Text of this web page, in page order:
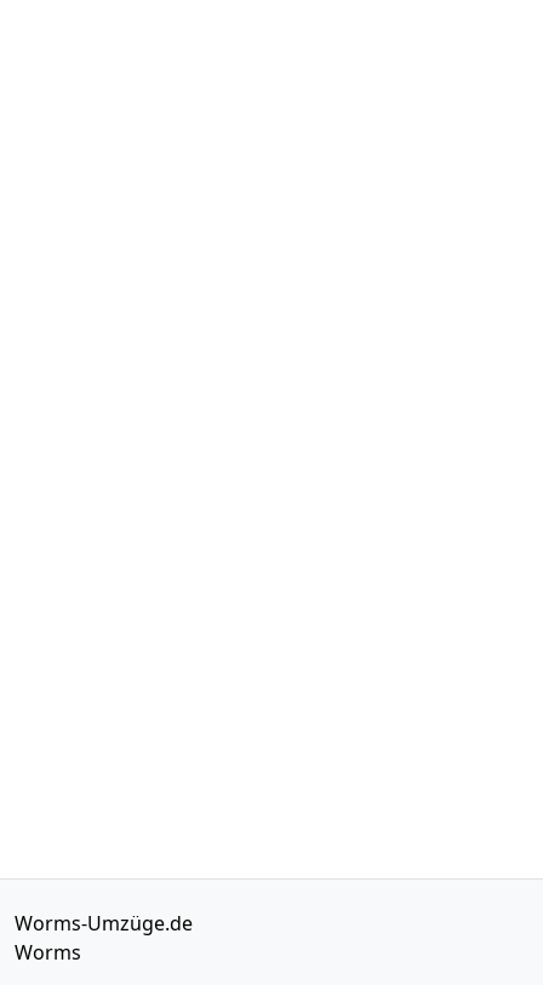
Worms-Umzüge.de
Worms